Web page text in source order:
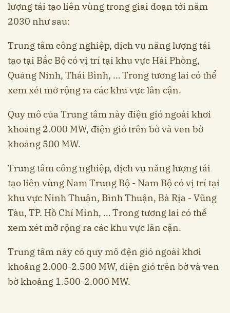
lượng tái tạo liên vùng trong giai đoạn tới năm
2030 như sau:
Trung tâm công nghiệp, dịch vụ năng lượng tái
tạo tại Bắc Bộ có vị trí tại khu vực Hải Phòng,
Quảng Ninh, Thái Bình, … Trong tương lai có thể
xem xét mở rộng ra các khu vực lân cận.
Quy mô của Trung tâm này điện gió ngoài khơi
khoảng 2.000 MW, điện gió trên bờ và ven bờ
khoảng 500 MW.
Trung tâm công nghiệp, dịch vụ năng lượng tái
tạo liên vùng Nam Trung Bộ - Nam Bộ có vị trí tại
khu vực Ninh Thuận, Bình Thuận, Bà Rịa - Vũng
Tàu, TP. Hồ Chí Minh, … Trong tương lai có thể
xem xét mở rộng ra các khu vực lân cận.
Trung tâm này có quy mô đện gió ngoài khơi
khoảng 2.000-2.500 MW, điện gió trên bờ và ven
bờ khoảng 1.500-2.000 MW.